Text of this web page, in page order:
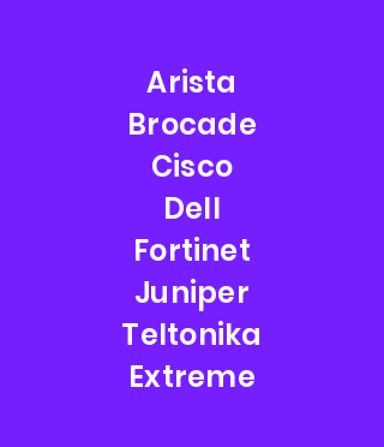
Arista
Brocade
Cisco
Dell
Fortinet
Juniper
Teltonika
Extreme